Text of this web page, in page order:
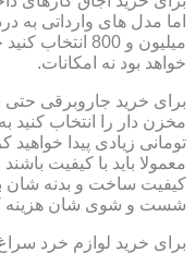
میلیون و 800
خواهد بود نه امکانات.
برای خرید جاروبرقی حتی
تومانی زیادی پیدا
معمولا باید با کیفیت
کیفیت ساخت و بدنه شان
شست و شوی شان هزینه
برای خرید لوازم خرد